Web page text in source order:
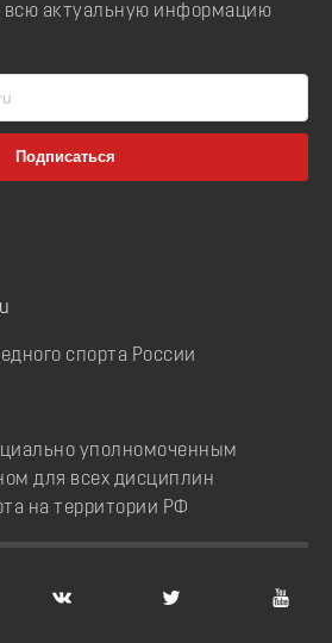
всю актуальную информацию
спорта России
уполномоченным
для всех дисциплин
на территории РФ